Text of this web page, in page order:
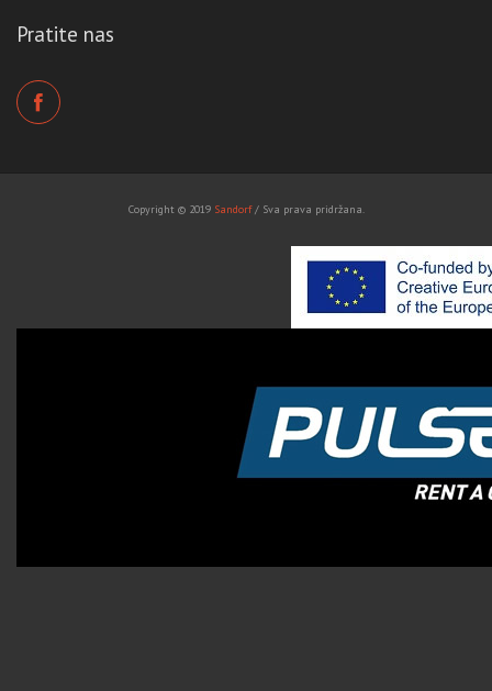
Pratite nas
Copyright © 2019 Sandorf/ Sva prava pridržana.